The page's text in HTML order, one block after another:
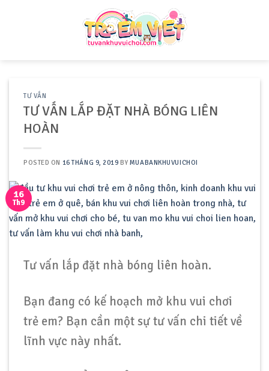
TƯ VẤN
TƯ VẤN LẮP ĐẶT NHÀ BÓNG LIÊN
HOÀN
POSTED ON 16 THÁNG 9, 2019 BY MUABANKHUVUICHOI
16
Th9
Tư vấn lắp đặt nhà bóng liên hoàn.
Bạn đang có kế hoạch mở khu vui chơi
trẻ em? Bạn cần một sự tư vấn chi tiết về
lĩnh vực này nhất.